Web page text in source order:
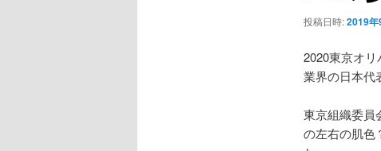
投稿日時:2019年
2020東京オ
業界の日本代
東京組織委員
の左右の肌色